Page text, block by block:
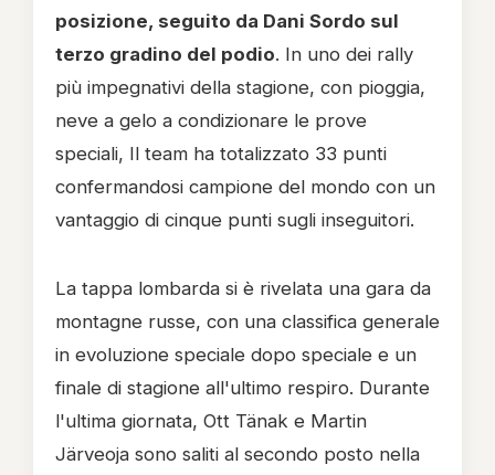
posizione, seguito da Dani Sordo sul
terzo gradino del podio. In uno dei rally
più impegnativi della stagione, con pioggia,
neve a gelo a condizionare le prove
speciali, Il team ha totalizzato 33 punti
confermandosi campione del mondo con un
vantaggio di cinque punti sugli inseguitori.
La tappa lombarda si è rivelata una gara da
montagne russe, con una classifica generale
in evoluzione speciale dopo speciale e un
finale di stagione all'ultimo respiro. Durante
l'ultima giornata, Ott Tänak e Martin
Järveoja sono saliti al secondo posto nella